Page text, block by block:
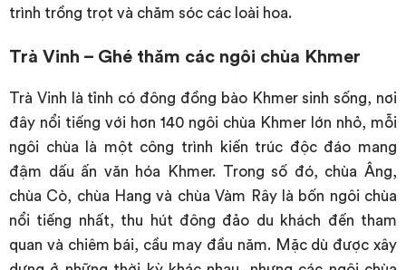
trình trồng trọt và chăm sóc các loài hoa.
Trà Vinh – Ghé thăm các ngôi chùa Khmer
Trà Vinh là tỉnh có đông đồng bào Khmer sinh sống, nơi
đây nổi tiếng với hơn 140 ngôi chùa Khmer lớn nhỏ, mỗi
ngôi chùa là một công trình kiến trúc độc đáo mang
đậm dấu ấn văn hóa Khmer. Trong số đó, chùa Âng,
chùa Cò, chùa Hang và chùa Vàm Rây là bốn ngôi chùa
nổi tiếng nhất, thu hút đông đảo du khách đến tham
quan và chiêm bái, cầu may đầu năm. Mặc dù được xây